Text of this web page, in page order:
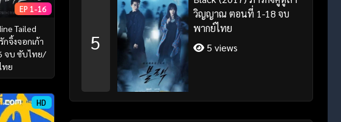
EP 1-16
Tailed
จิ้งจอกเก้า
จบ ซับไทย/
ทย
HD
5
วิญญาณ ตอนที่ 1-18 จบ
พากย์ไทย
5 views